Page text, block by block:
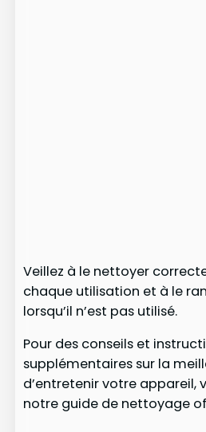
Veillez à le nettoyer
chaque utilisation et à le
lorsqu’il n’est pas utilisé.
Pour des conseils et
supplémentaires sur la
d’entretenir votre appareil,
notre guide de nettoyage